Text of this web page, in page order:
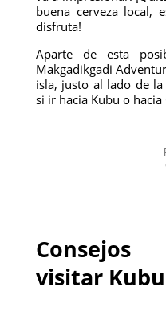
buena cerveza local,
disfruta!
Aparte de esta
Makgadikgadi
isla, justo al lado de
si ir hacia Kubu o hacia
visitar